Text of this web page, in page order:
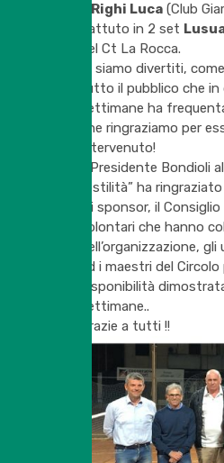
Righi Luca (Club
battuto in 2 set
del Ct La Rocca.
Ci siamo divertiti,
tutto il pubblico che
settimane ha
che ringraziamo per
intervenuto!
Il Presidente Bondioli
“ostilità” ha
gli sponsor, il
volontari che hanno
nell’organizzazione,
ed i maestri del Circolo
disponibilità
settimane..
Grazie a tutti !!